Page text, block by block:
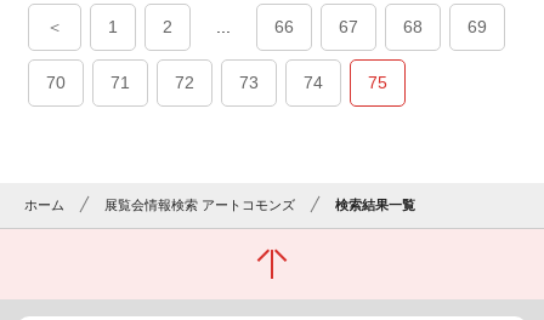
＜ 1 2 66 67 68 69
70 71 72 73 74 75
ホーム 展覧会情報検索 アートコモンズ 検索結果一覧